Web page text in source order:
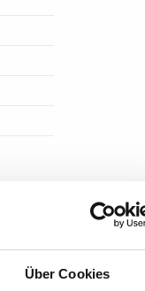
Über Cookies
DIE